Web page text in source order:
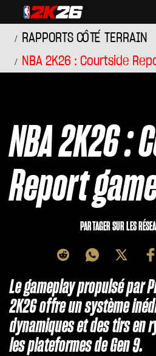
RAPPORTS CÔTÉ TERRAIN
NBA 2K26 : Courtside
NBA 2K26 :
Report
PARTAGER SUR LES
Le gameplay propulsé par
2K26 offre un système
dynamiques et des tirs en
les plateformes de Gen 9.